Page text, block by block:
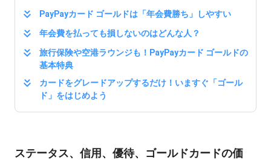
PayPayカード ゴールドは「年会費勝ち」しやすい
年会費を払っても損しないのはどんな人？
旅行保険や空港ラウンジも！PayPayカード ゴールドの
基本特典
カードをグレードアップするだけ！いますぐ「ゴール
ド」をはじめよう
ステータス、信用、優待、ゴールドカードの価